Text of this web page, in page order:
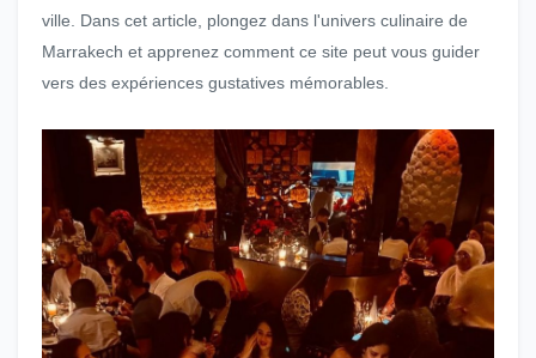
ville. Dans cet article, plongez dans l'univers culinaire de
Marrakech et apprenez comment ce site peut vous guider
vers des expériences gustatives mémorables.